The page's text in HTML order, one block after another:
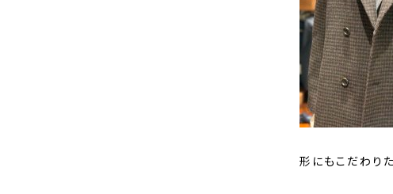
形にもこだわりた